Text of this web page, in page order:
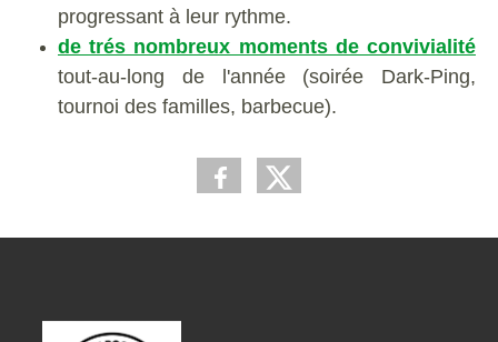
progressant à leur rythme.
de trés nombreux moments de convivialité
tout-au-long de l'année (soirée Dark-Ping,
tournoi des familles, barbecue).